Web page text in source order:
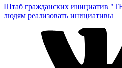
Штаб гражданских инициатив
людям реализовать инициативы